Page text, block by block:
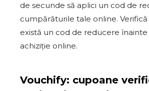
de secunde să aplici un cod de
cumpărăturile tale online.
există un cod de reducere înainte
achiziție online.
Vouchify: cupoane